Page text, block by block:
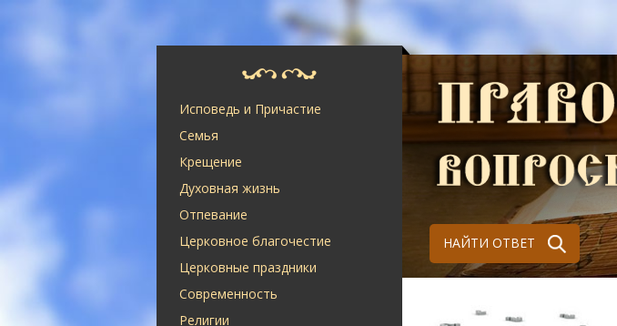
Исповедь и Причастие
Семья
Крещение
Духовная жизнь
Отпевание
Церковное благочестие
Церковные праздники
Современность
Религии
НАЙТИ ОТВЕТ